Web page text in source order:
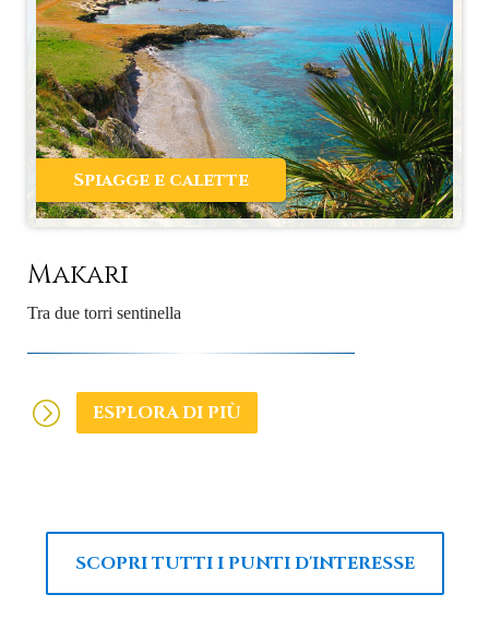
Spiagge e calette
Makari
Tra due torri sentinella
ESPLORA DI PIÙ
SCOPRI TUTTI I PUNTI D'INTERESSE